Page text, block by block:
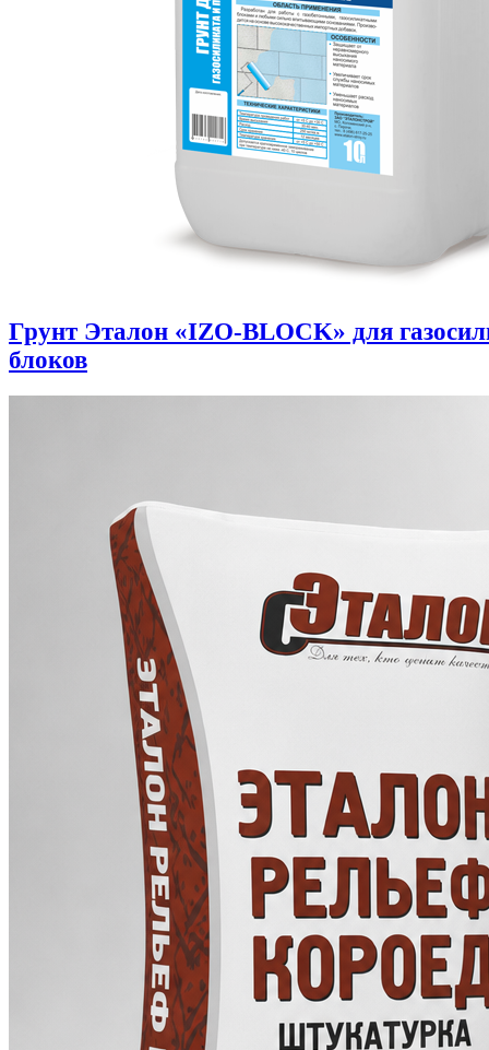
Грунт Эталон «IZO-BLOCK» для
блоков